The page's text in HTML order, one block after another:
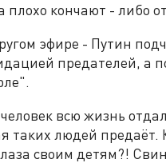
плохо кончают - либо
эфире - Путин
предателей, а
всю жизнь
таких людей
своим детям?!